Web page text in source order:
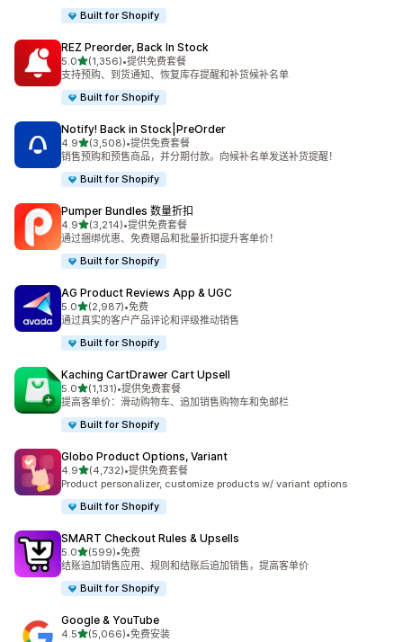
Built for Shopify
REZ Preorder, Back In Stock
5.0星（满分 5 星）
(1,356)
总共 1356 条评论
•提供免费套餐
支持预购、到货通知、恢复库存提醒和补货候补名单
Built for Shopify
Notify! Back in Stock|PreOrder
4.9星（满分 5 星）
(3,508)
总共 3508 条评论
•提供免费套餐
销售预购和预售商品，并分期付款。向候补名单发送补货提醒！
Built for Shopify
Pumper Bundles 数量折扣
4.9星（满分 5 星）
(3,214)
总共 3214 条评论
•提供免费套餐
通过捆绑优惠、免费赠品和批量折扣提升客单价！
Built for Shopify
AG Product Reviews App & UGC
5.0星（满分 5 星）
(2,987)
总共 2987 条评论
•免费
通过真实的客户产品评论和评级推动销售
Built for Shopify
Kaching CartDrawer Cart Upsell
5.0星（满分 5 星）
(1,131)
总共 1131 条评论
•提供免费套餐
提高客单价：滑动购物车、追加销售购物车和免邮栏
Built for Shopify
Globo Product Options, Variant
4.9星（满分 5 星）
(4,732)
总共 4732 条评论
•提供免费套餐
Product personalizer, customize products w/ variant options
Built for Shopify
SMART Checkout Rules & Upsells
5.0星（满分 5 星）
(599)
总共 599 条评论
•免费
结账追加销售应用、规则和结账后追加销售，提高客单价
Built for Shopify
Google & YouTube
4.5星（满分 5 星）
(5,066)
总共 5066 条评论
•免费安装